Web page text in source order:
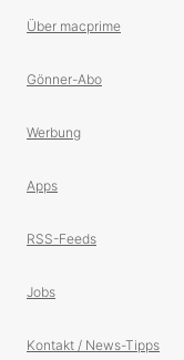
Über macprime
Gönner-Abo
Werbung
Apps
RSS-Feeds
Jobs
Kontakt / News-Tipps